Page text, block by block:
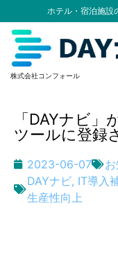
ホテル・宿泊施設
株式会社コンフォール
「DAYナビ
ツールに登録
2023-06-07
DAYナビ, IT導入
生産性向上